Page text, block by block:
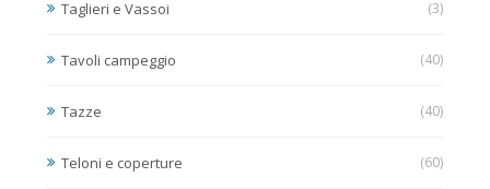
Taglieri e Vassoi (3)
Tavoli campeggio (40)
Tazze (40)
Teloni e coperture (60)